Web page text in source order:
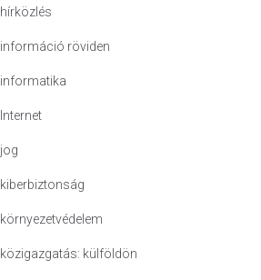
hírközlés
információ röviden
informatika
Internet
jog
kiberbiztonság
környezetvédelem
közigazgatás: külföldön